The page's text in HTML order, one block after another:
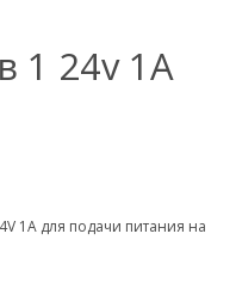
1 24v 1А
1А для подачи питания на